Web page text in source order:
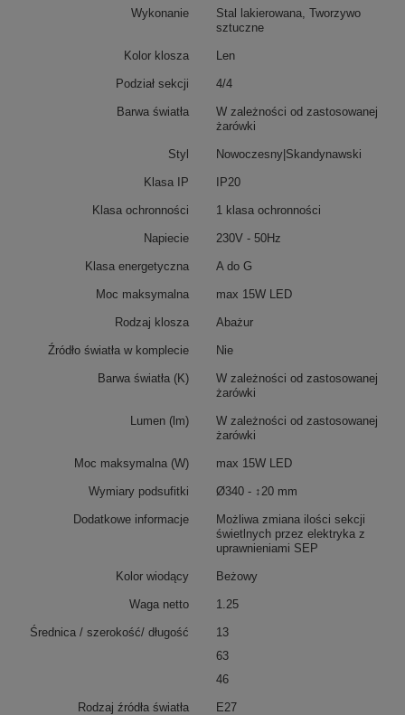
Wykonanie
Stal lakierowana, Tworzywo
sztuczne
Kolor klosza Len
Podział sekcji 4/4
Barwa światła
W zależności od zastosowanej
żarówki
Styl Nowoczesny|Skandynawski
Klasa IP IP20
Klasa ochronności 1 klasa ochronności
Napiecie 230V - 50Hz
Klasa energetyczna A do G
Moc maksymalna max 15W LED
Rodzaj klosza Abażur
Źródło światła w komplecie Nie
Barwa światła (K)
W zależności od zastosowanej
żarówki
Lumen (lm)
W zależności od zastosowanej
żarówki
Moc maksymalna (W) max 15W LED
Wymiary podsufitki Ø340 - ↕20 mm
Dodatkowe informacje
Możliwa zmiana ilości sekcji
świetlnych przez elektryka z
uprawnieniami SEP
Kolor wiodący Beżowy
Waga netto 1.25
Średnica / szerokość/ długość
13
63
46
Rodzaj źródła światła E27